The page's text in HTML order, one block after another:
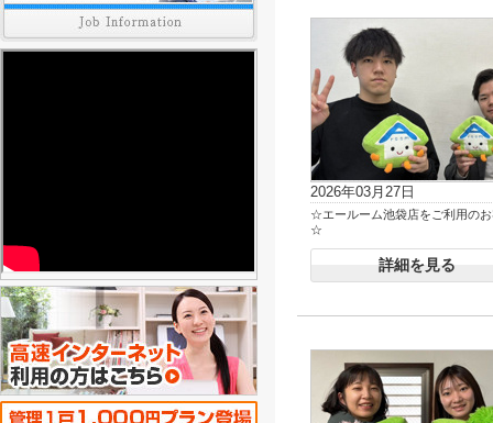
2026年03月27日
☆エールーム池袋店をご利用の
☆
詳細を見る